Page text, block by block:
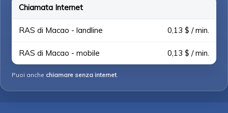
Chiamata Internet
RAS di Macao - landline 0,13 $ / min.
RAS di Macao - mobile 0,13 $ / min.
Puoi anche chiamare senza internet.